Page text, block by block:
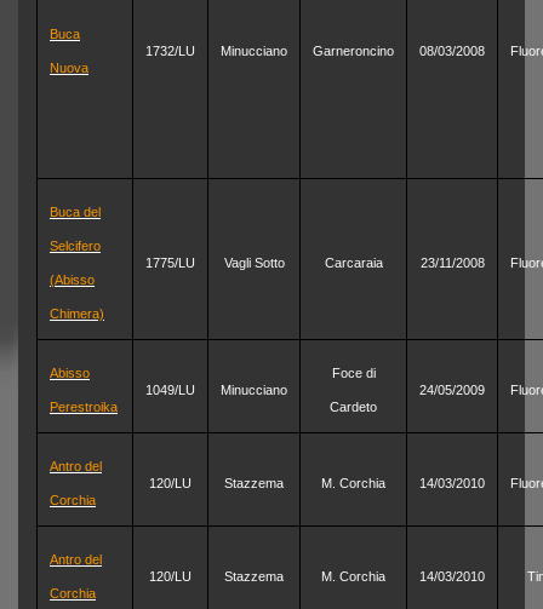
Buca
Nuova
1732/LU Minucciano Garneroncino 08/03/2008
Buca del
Selcifero
(Abisso
Chimera)
1775/LU Vagli Sotto Carcaraia 23/11/2008
Abisso
Perestroika
1049/LU Minucciano
Foce di
Cardeto
24/05/2009
Antro del
Corchia
120/LU Stazzema M. Corchia 14/03/2010
Antro del
Corchia
120/LU Stazzema M. Corchia 14/03/2010